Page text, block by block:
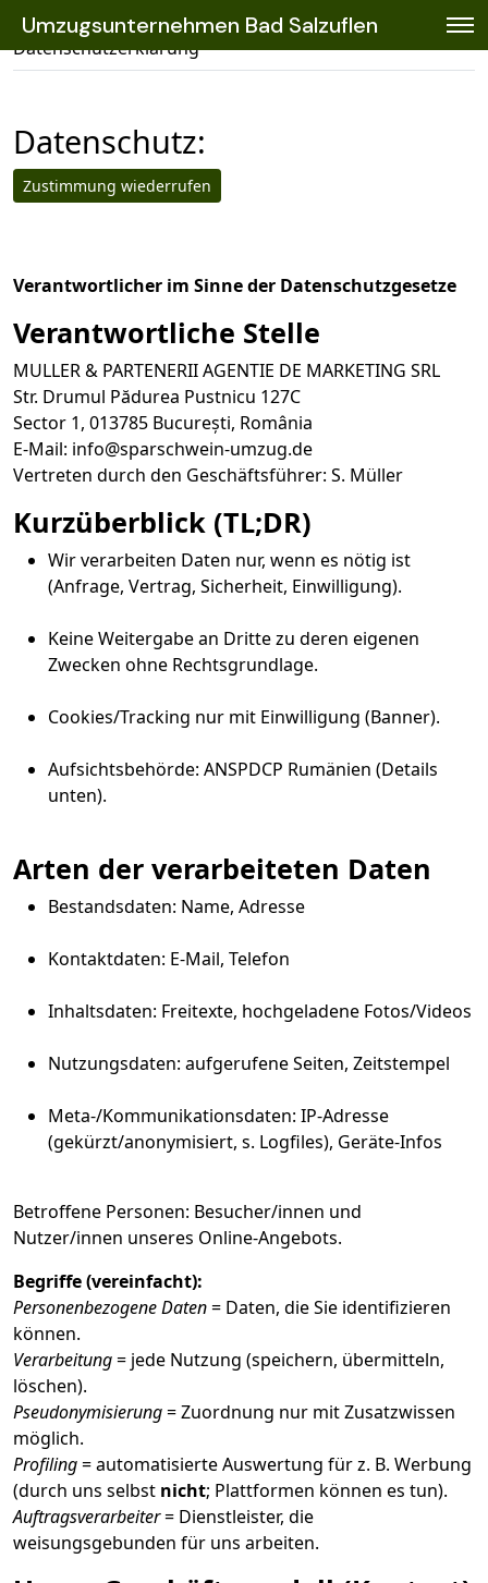
Umzugsunternehmen Bad Salzuflen
Umzugsunternehmen Bad Salzuflen»
Datenschutzerklärung
Datenschutz:
Zustimmung wiederrufen
Verantwortlicher im Sinne der Datenschutzgesetze
Verantwortliche Stelle
MULLER & PARTENERII AGENTIE DE MARKETING SRL
Str. Drumul Pădurea Pustnicu 127C
Sector 1, 013785 București, România
E-Mail: info@sparschwein-umzug.de
Vertreten durch den Geschäftsführer: S. Müller
Kurzüberblick (TL;DR)
Wir verarbeiten Daten nur, wenn es nötig ist
(Anfrage, Vertrag, Sicherheit, Einwilligung).
Keine Weitergabe an Dritte zu deren eigenen
Zwecken ohne Rechtsgrundlage.
Cookies/Tracking nur mit Einwilligung (Banner).
Aufsichtsbehörde: ANSPDCP Rumänien (Details
unten).
Arten der verarbeiteten Daten
Bestandsdaten: Name, Adresse
Kontaktdaten: E-Mail, Telefon
Inhaltsdaten: Freitexte, hochgeladene Fotos/Videos
Nutzungsdaten: aufgerufene Seiten, Zeitstempel
Meta-/Kommunikationsdaten: IP-Adresse
(gekürzt/anonymisiert, s. Logfiles), Geräte-Infos
Betroffene Personen: Besucher/innen und
Nutzer/innen unseres Online-Angebots.
Begriffe (vereinfacht):
Personenbezogene Daten= Daten, die Sie identifizieren
können.
Verarbeitung= jede Nutzung (speichern, übermitteln,
löschen).
Pseudonymisierung= Zuordnung nur mit Zusatzwissen
möglich.
Profiling= automatisierte Auswertung für z. B. Werbung
(durch uns selbst nicht; Plattformen können es tun).
Auftragsverarbeiter= Dienstleister, die
weisungsgebunden für uns arbeiten.